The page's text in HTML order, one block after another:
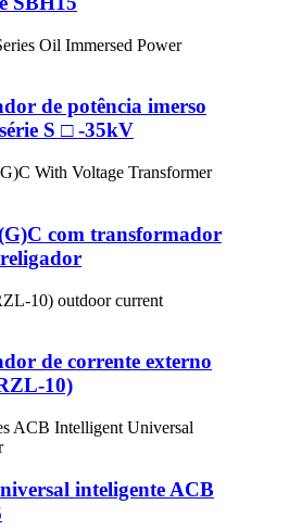
de potência imerso
S □ -35kV
com transformador
religador
de corrente externo
10)
inteligente ACB